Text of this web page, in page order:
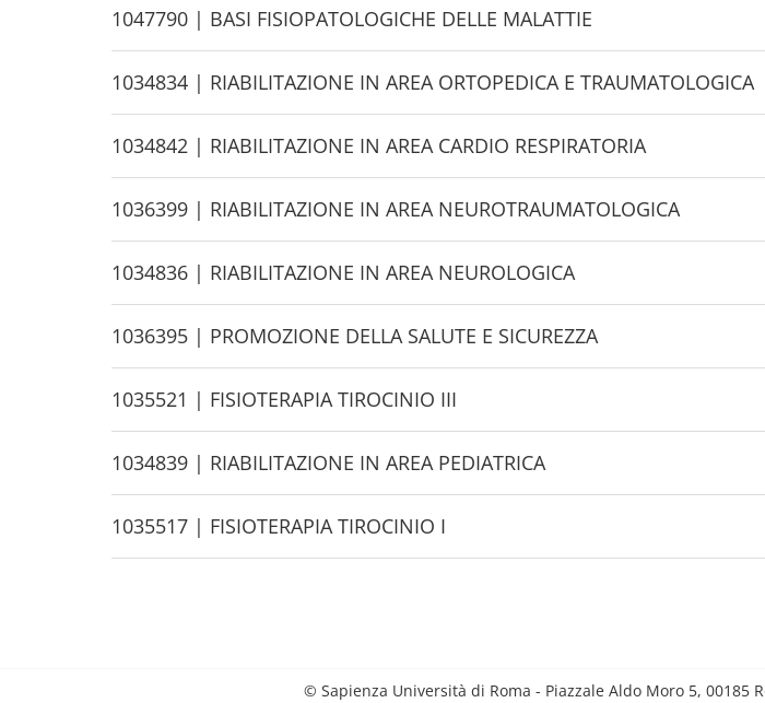
d
e
H
i
d
e
1047790 | BASI FISIOPATOLOGICHE DELLE MALATTIE
H
i
d
e
1034834 | RIABILITAZIONE IN AREA ORTOPEDICA E TRAUMATOLOGICA
H
i
d
e
1034842 | RIABILITAZIONE IN AREA CARDIO RESPIRATORIA
H
i
d
e
1036399 | RIABILITAZIONE IN AREA NEUROTRAUMATOLOGICA
H
i
d
e
1034836 | RIABILITAZIONE IN AREA NEUROLOGICA
H
i
d
e
1036395 | PROMOZIONE DELLA SALUTE E SICUREZZA
H
i
d
e
1035521 | FISIOTERAPIA TIROCINIO III
H
i
d
e
1034839 | RIABILITAZIONE IN AREA PEDIATRICA
H
i
1035517 | FISIOTERAPIA TIROCINIO I
© Sapienza Università di Roma - Piazzale Aldo Moro 5, 00185